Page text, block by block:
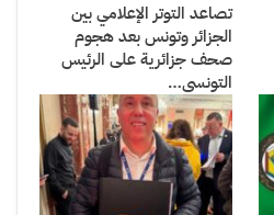
تصاعد التوتر الإعلامي بين
الجزائر وتونس بعد هجوم
صحف جزائرية على الرئيس
التونسي…